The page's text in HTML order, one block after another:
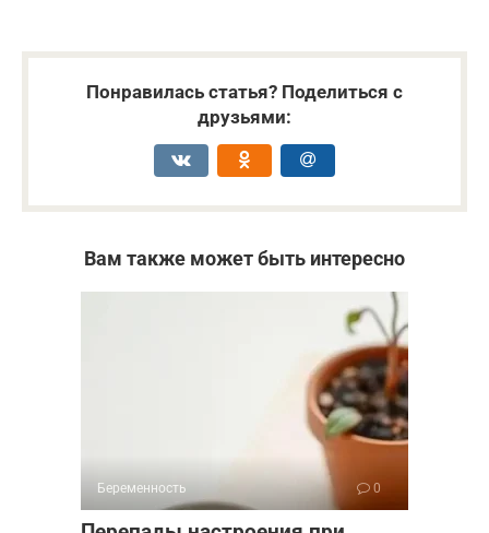
Понравилась статья? Поделиться с
друзьями:
Вам также может быть интересно
Беременность 0